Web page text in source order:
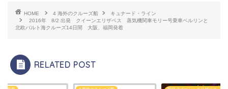
HOME 4 海外のクルーズ船
キュナード・ライン
2016年 8/2 出発 クイーンエリザベス 蒸気機関車モリー号乗車ベルリンと
北欧バルト海クルーズ14日間 大阪、福岡発着
RELATED POST